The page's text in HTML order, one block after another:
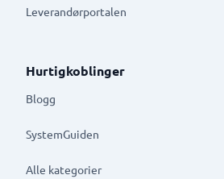
Leverandørportalen
Hurtigkoblinger
Blogg
SystemGuiden
Alle kategorier